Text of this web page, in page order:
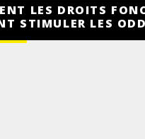
LES DROITS
STIMULER LES ODD